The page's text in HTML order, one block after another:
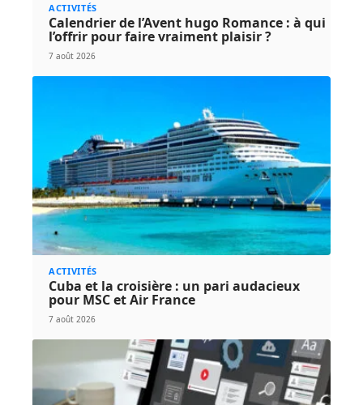
ACTIVITÉS
Calendrier de l’Avent hugo Romance : à qui
l’offrir pour faire vraiment plaisir ?
7 août 2026
ACTIVITÉS
Cuba et la croisière : un pari audacieux
pour MSC et Air France
7 août 2026